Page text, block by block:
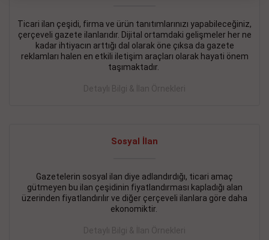
Ticari ilan çeşidi, firma ve ürün tanıtımlarınızı yapabileceğiniz,
çerçeveli gazete ilanlarıdır. Dijital ortamdaki gelişmeler her ne
kadar ihtiyacın arttığı dal olarak öne çıksa da gazete
reklamları halen en etkili iletişim araçları olarak hayati önem
taşımaktadır.
Detaylı Bilgi & İlan Örnekleri
Sosyal İlan
Gazetelerin sosyal ilan diye adlandırdığı, ticari amaç
gütmeyen bu ilan çeşidinin fiyatlandırması kapladığı alan
üzerinden fiyatlandırılır ve diğer çerçeveli ilanlara göre daha
ekonomiktir.
Detaylı Bilgi & İlan Örnekleri
BAKIRKÖY SATILIK İlanı- 11.09.2018
KARTALTEPEde kelepir 2+ 1 satılık daire
İŞYERİ KİRALIK İlanı- 11.09.2018
BEYLİKDÜZÜ Kavaklıda 4 katlı bina